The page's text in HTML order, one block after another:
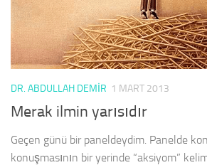
DR. ABDULLAH DEMIR 1 MART 2013
Merak ilmin yarısıdır
Geçen günü bir paneldeydim. Panelde
konuşmasının bir yerinde “aksiyom”